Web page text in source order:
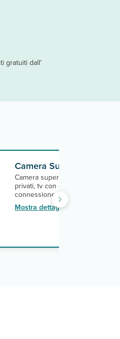
gratuiti dall'
Camera Superior:
Camera superior (25 m
privati, tv con canali satellitari,
connessione wi-fi, aria
cassetta di sicurezza e
terrazza/balcone.
Mostra dettagli